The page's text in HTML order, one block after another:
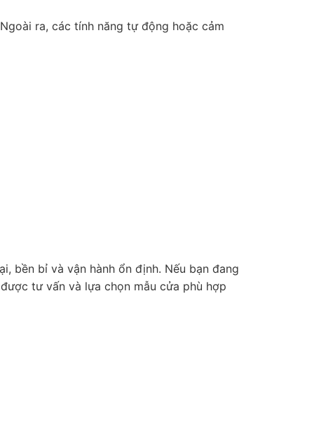
ra, các tính năng tự động hoặc cảm
bền bỉ và vận hành ổn định. Nếu bạn đang
tư vấn và lựa chọn mẫu cửa phù hợp